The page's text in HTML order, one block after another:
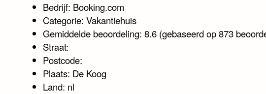
Bedrijf: Booking.com
Categorie: Vakantiehuis
Gemiddelde beoordeling: 8.6 (gebaseerd op 873
Straat:
Postcode:
Plaats: De Koog
Land: nl